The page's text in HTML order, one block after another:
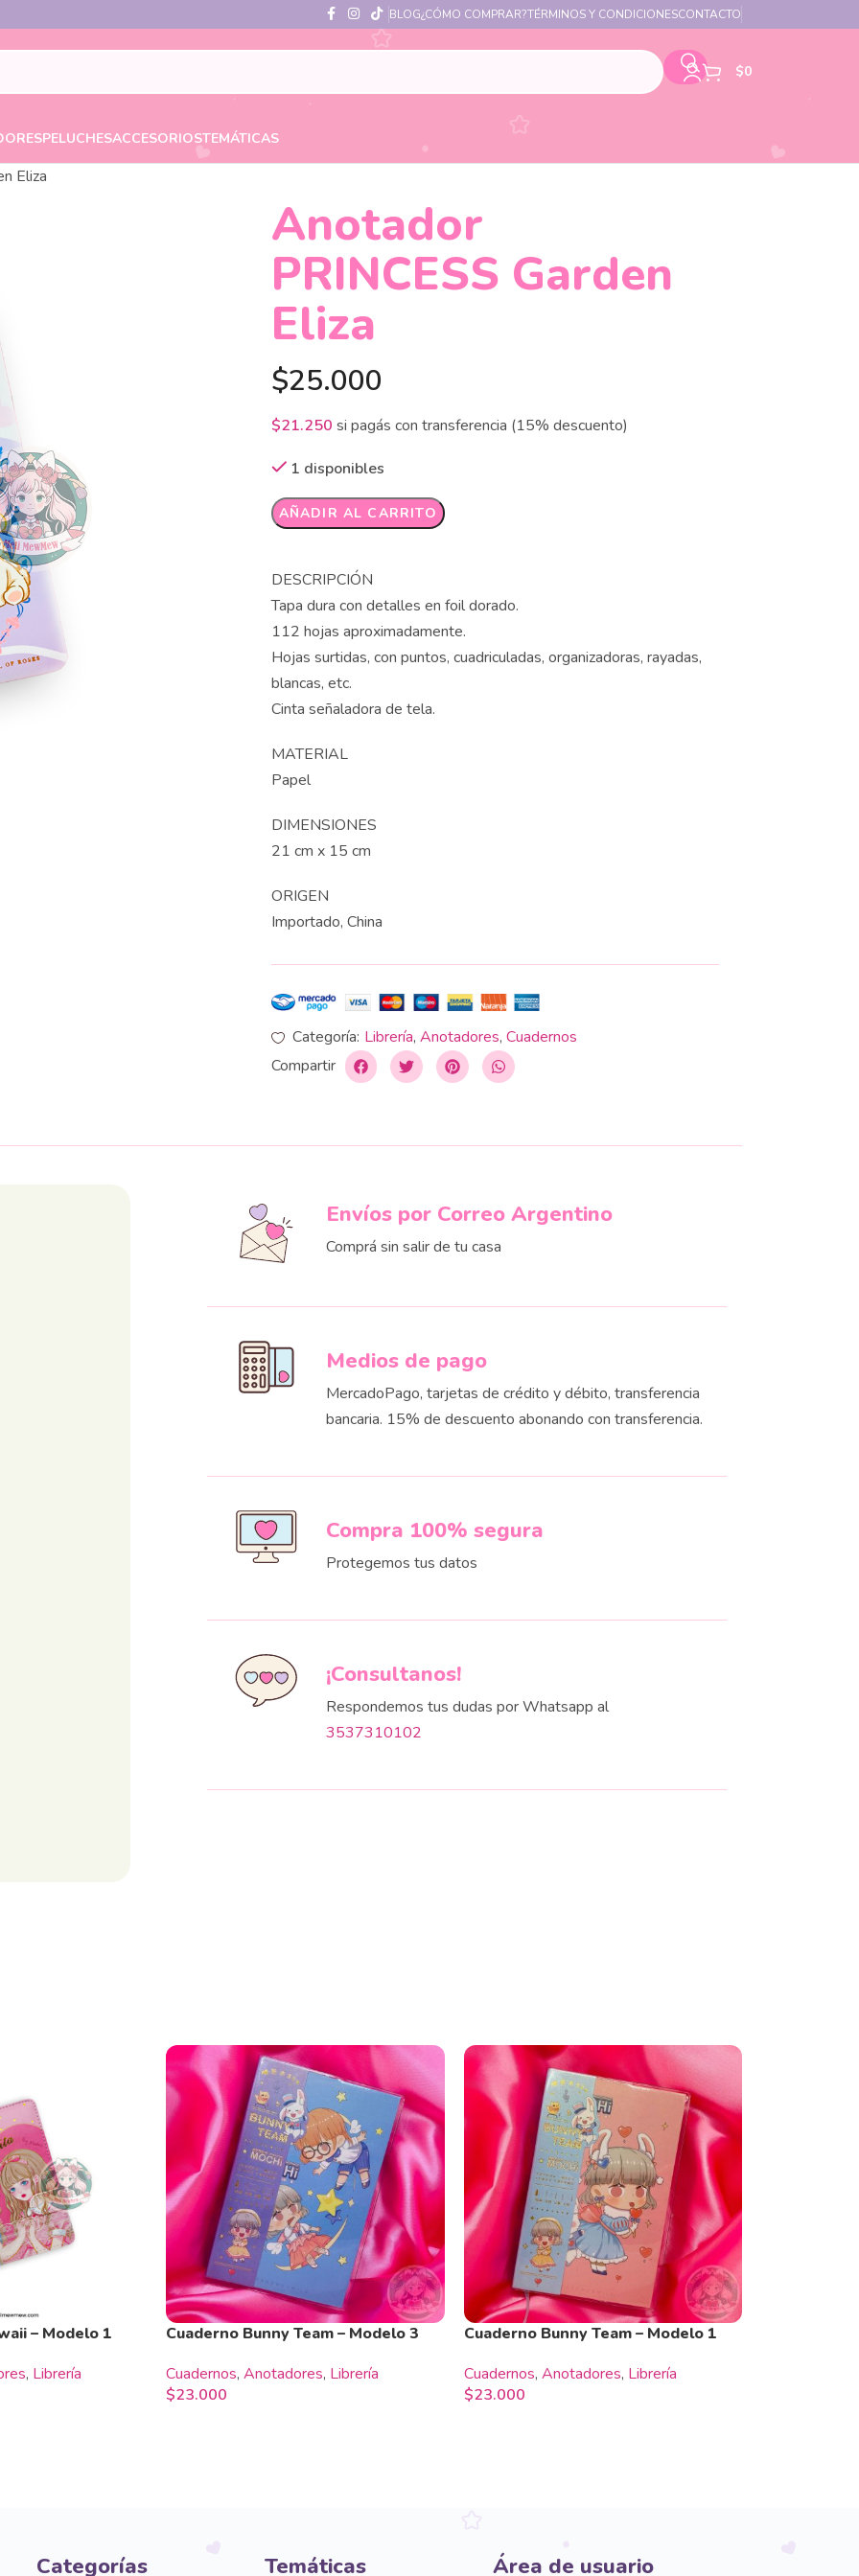
BLOG¿CÓMO COMPRAR?TÉRMINOS Y CONDICIONESCONTACTO
$0
PELUCHESACCESORIOSTEMÁTICAS
Eliza
Anotador
PRINCESS Garden
Eliza
$25.000
$21.250 si pagás con transferencia (15% descuento)
1 disponibles
AÑADIR AL CARRITO
Alternative:
DESCRIPCIÓN
Tapa dura con detalles en foil dorado.
112 hojas aproximadamente.
Hojas surtidas, con puntos, cuadriculadas, organizadoras, rayadas,
blancas, etc.
Cinta señaladora de tela.
MATERIAL
Papel
DIMENSIONES
21 cm x 15 cm
ORIGEN
Importado, China
Categoría: Librería, Anotadores, Cuadernos
Compartir
Envíos por Correo Argentino
Comprá sin salir de tu casa
Medios de pago
MercadoPago, tarjetas de crédito y débito, transferencia
bancaria. 15% de descuento abonando con transferencia.
Compra 100% segura
Protegemos tus datos
¡Consultanos!
Respondemos tus dudas por Whatsapp al
3537310102
– Modelo 1
, Librería
Cuaderno Bunny Team – Modelo 3
Cuadernos, Anotadores, Librería
$23.000
Cuaderno Bunny Team – Modelo 1
Cuadernos, Anotadores, Librería
$23.000
Categorías Temáticas Área de usuario